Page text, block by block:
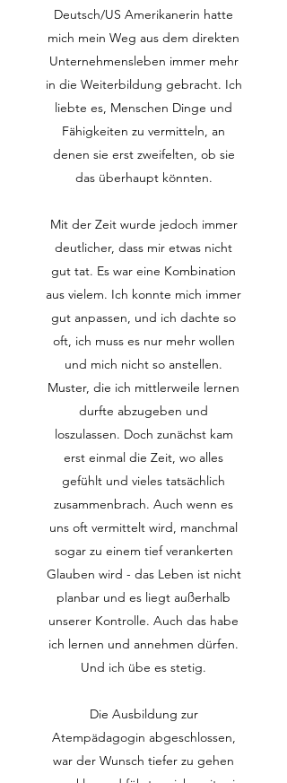
Deutsch/US Amerikanerin hatte
mich mein Weg aus dem direkten
Unternehmensleben immer mehr
in die Weiterbildung gebracht. Ich
liebte es, Menschen Dinge und
Fähigkeiten zu vermitteln, an
denen sie erst zweifelten, ob sie
das überhaupt könnten.​
Mit der Zeit wurde jedoch immer
deutlicher, dass mir etwas nicht
gut tat. Es war eine Kombination
aus vielem. Ich konnte mich immer
gut anpassen, und ich dachte so
oft, ich muss es nur mehr wollen
und mich nicht so anstellen.
Muster, die ich mittlerweile lernen
durfte abzugeben und
loszulassen. Doch zunächst kam
erst einmal die Zeit, wo alles
gefühlt und vieles tatsächlich
zusammenbrach. Auch wenn es
uns oft vermittelt wird, manchmal
sogar zu einem tief verankerten
Glauben wird - das Leben ist nicht
planbar und es liegt außerhalb
unserer Kontrolle. Auch das habe
ich lernen und annehmen dürfen.
Und ich übe es stetig.
Die Ausbildung zur
Atempädagogin abgeschlossen,
war der Wunsch tiefer zu gehen